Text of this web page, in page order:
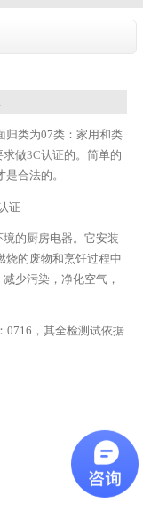
归类为07类：家用和类
求做3C认证的。简单的
合法的。
的厨房电器。它安装
烧的废物和烹饪过程中
少污染，净化空气，
0716，其全检测试依据